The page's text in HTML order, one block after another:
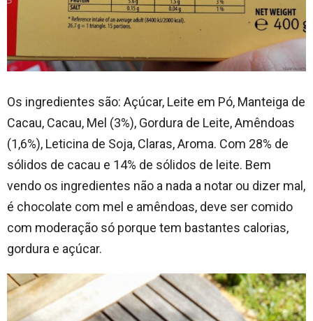
Os ingredientes são: Açúcar, Leite em Pó, Manteiga de
Cacau, Cacau, Mel (3%), Gordura de Leite, Amêndoas
(1,6%), Leticina de Soja, Claras, Aroma. Com 28% de
sólidos de cacau e 14% de sólidos de leite. Bem
vendo os ingredientes não a nada a notar ou dizer mal,
é chocolate com mel e amêndoas, deve ser comido
com moderação só porque tem bastantes calorias,
gordura e açúcar.